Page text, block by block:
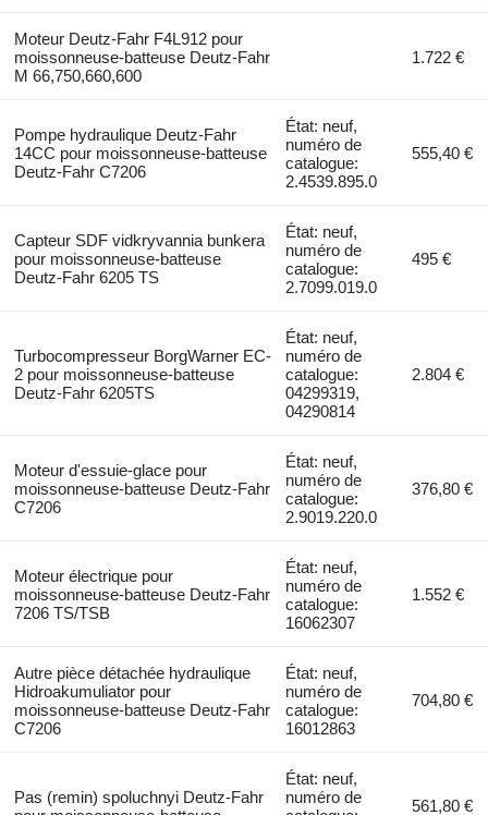
Moteur Deutz-Fahr F4L912 pour
moissonneuse-batteuse Deutz-Fahr
M 66,750,660,600
1.722 €
Pompe hydraulique Deutz-Fahr
14CC pour moissonneuse-batteuse
Deutz-Fahr C7206
État: neuf,
numéro de
catalogue:
2.4539.895.0
555,40 €
Capteur SDF vidkryvannia bunkera
pour moissonneuse-batteuse
Deutz-Fahr 6205 TS
État: neuf,
numéro de
catalogue:
2.7099.019.0
495 €
Turbocompresseur BorgWarner EC-
2 pour moissonneuse-batteuse
Deutz-Fahr 6205TS
État: neuf,
numéro de
catalogue:
04299319,
04290814
2.804 €
Moteur d'essuie-glace pour
moissonneuse-batteuse Deutz-Fahr
C7206
État: neuf,
numéro de
catalogue:
2.9019.220.0
376,80 €
Moteur électrique pour
moissonneuse-batteuse Deutz-Fahr
7206 TS/TSB
État: neuf,
numéro de
catalogue:
16062307
1.552 €
Autre pièce détachée hydraulique
Hidroakumuliator pour
moissonneuse-batteuse Deutz-Fahr
C7206
État: neuf,
numéro de
catalogue:
16012863
704,80 €
Pas (remin) spoluchnyi Deutz-Fahr
État: neuf,
numéro de
561,80 €